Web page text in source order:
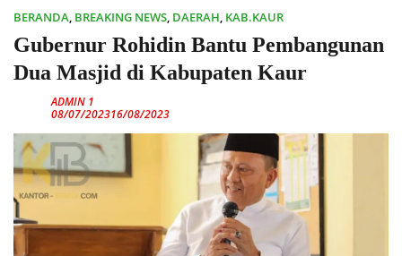
BERANDA, BREAKING NEWS, DAERAH, KAB.KAUR
Gubernur Rohidin Bantu Pembangunan
Dua Masjid di Kabupaten Kaur
ADMIN 1
08/07/202316/08/2023